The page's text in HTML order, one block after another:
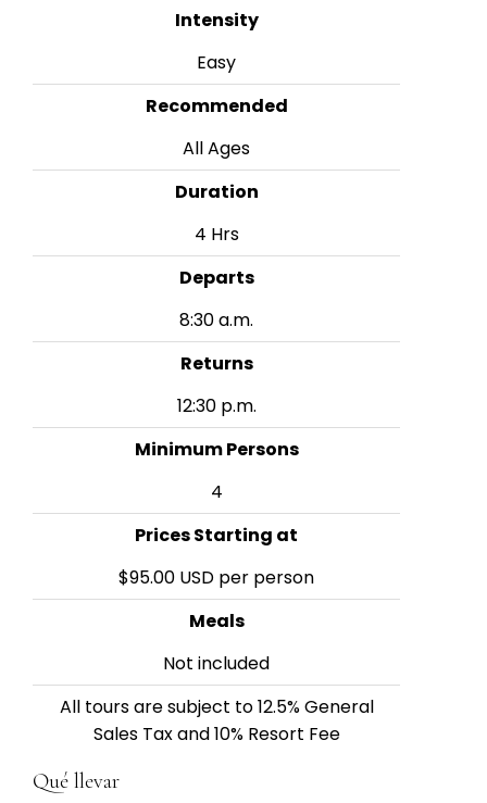
Intensity
Easy
Recommended
All Ages
Duration
4 Hrs
Departs
8:30 a.m.
Returns
12:30 p.m.
Minimum Persons
4
Prices Starting at
$95.00 USD per person
Meals
Not included
All tours are subject to 12.5% General
Sales Tax and 10% Resort Fee
Qué llevar